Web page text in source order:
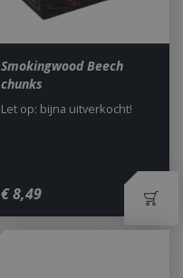
Smokingwood Beech
chunks
€ 8,49
Let op: bijna uitverkocht!